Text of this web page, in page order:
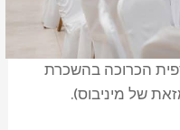
הכרוכה בהשכרת
של מיניבוס).